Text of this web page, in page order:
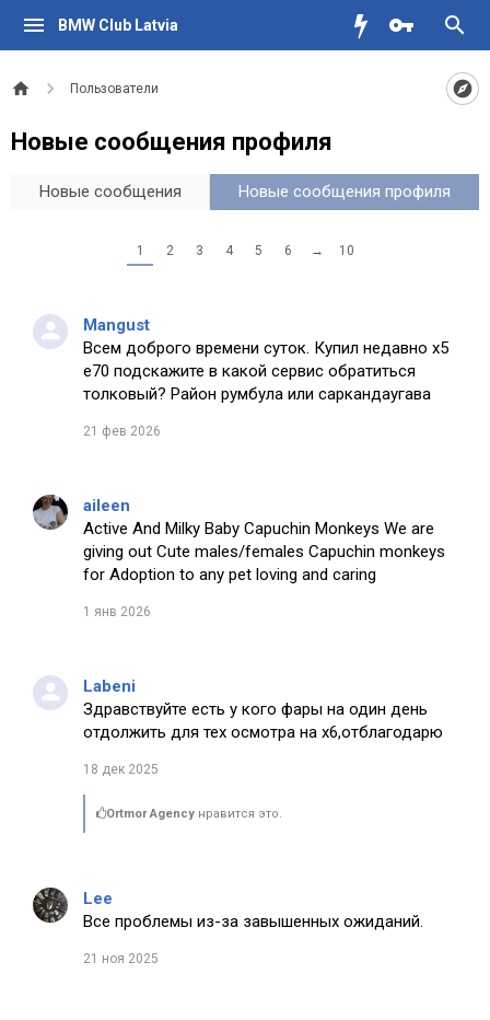
BMW Club Latvia
Пользователи
Новые сообщения профиля
Новые сообщения Новые сообщения профиля
1 2 3 4 5 6 → 10
Mangust
Всем доброго времени суток. Купил недавно х5
е70 подскажите в какой сервис обратиться
толковый? Район румбула или саркандаугава
21 фев 2026
aileen
Active And Milky Baby Capuchin Monkeys We are
giving out Cute males/females Capuchin monkeys
for Adoption to any pet loving and caring
1 янв 2026
Labeni
Здравствуйте есть у кого фары на один день
отдолжить для тех осмотра на х6,отблагодарю
18 дек 2025
Ortmor Agency нравится это.
Lee
Все проблемы из-за завышенных ожиданий.
21 ноя 2025